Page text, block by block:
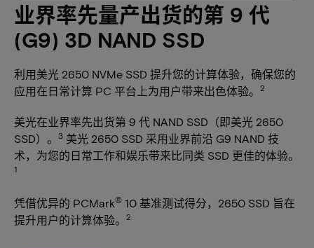
业界率先量产出货的第 9 代
(G9) 3D NAND SSD
利用美光 2650 NVMe SSD 提升您的计算体验，确保您的
应用在日常计算 PC 平台上为用户带来出色体验。
2
美光在业界率先出货第 9 代 NAND SSD（即美光 2650
SSD）。
3 美光 2650 SSD 采用业界前沿 G9 NAND 技
术，为您的日常工作和娱乐带来比同类 SSD 更佳的体验。
1
凭借优异的 PCMark® 10 基准测试得分，2650 SSD 旨在
提升用户的计算体验。
2